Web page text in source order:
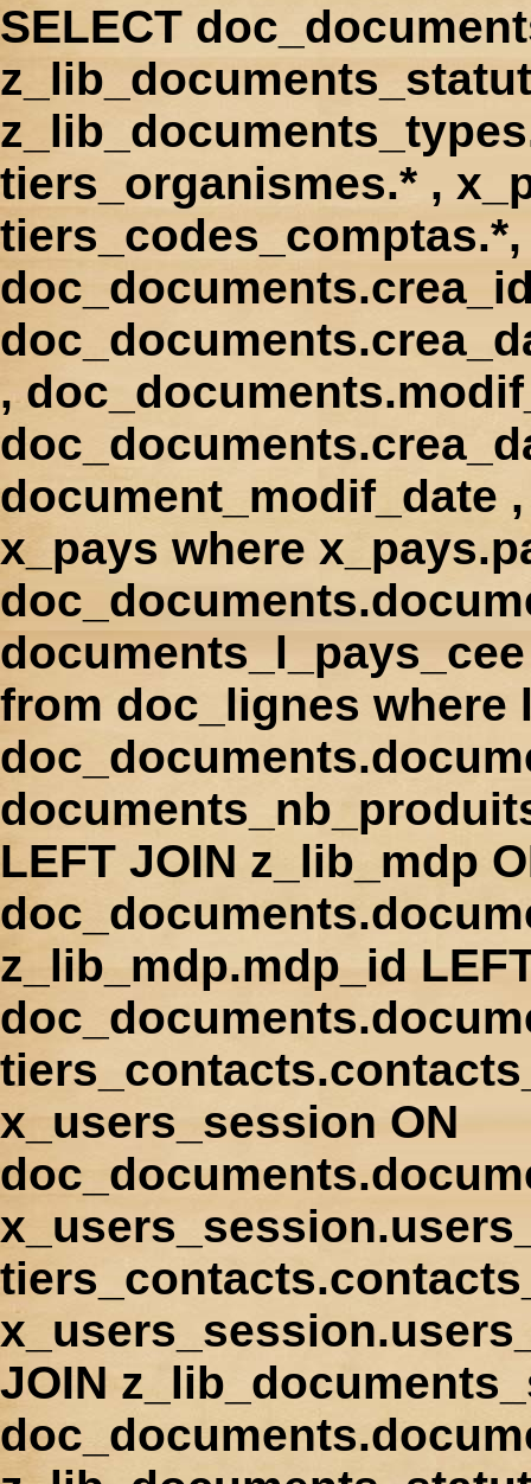
SELECT
tiers_organismes.* ,
,
document_modif_date
x_pays where
from doc_lignes where
LEFT JOIN z_lib_mdp
z_lib_mdp.mdp_id
x_users_session ON
JOIN